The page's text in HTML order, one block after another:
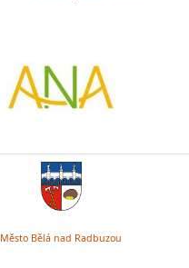
Město Bělá nad Radbuzou